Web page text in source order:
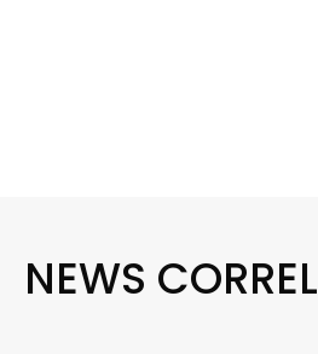
NEWS